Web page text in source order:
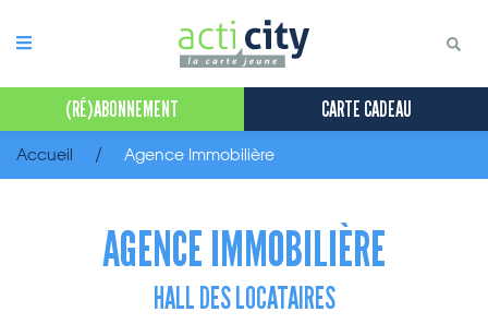
(RÉ)ABONNEMENT CARTE CADEAU
Accueil Agence Immobilière
AGENCE IMMOBILIÈRE
HALL DES LOCATAIRES